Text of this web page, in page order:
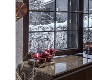
термообогревом,
сенсорным
позволяющим
освещения.
– универсален.